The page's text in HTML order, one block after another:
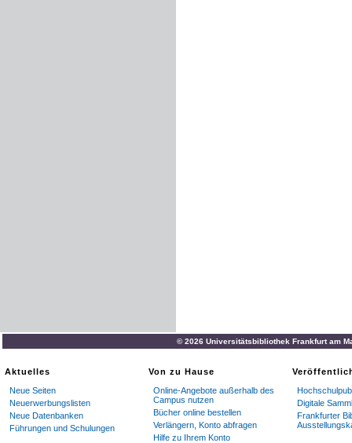
© 2026 Universitätsbibliothek Frankfurt am
Aktuelles
Neue Seiten
Neuerwerbungslisten
Neue Datenbanken
Führungen und Schulungen
Von zu Hause
Online-Angebote außerhalb des
Campus nutzen
Bücher online bestellen
Verlängern, Konto abfragen
Hilfe zu Ihrem Konto
Digitale
Frankfurter